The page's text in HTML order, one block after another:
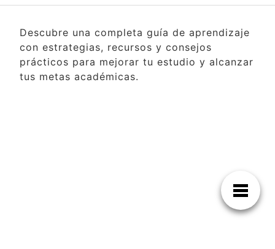
Descubre una completa guía de aprendizaje
con estrategias, recursos y consejos
prácticos para mejorar tu estudio y alcanzar
tus metas académicas.